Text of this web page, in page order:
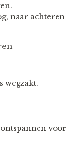
naar achteren
wegzakt.
voor